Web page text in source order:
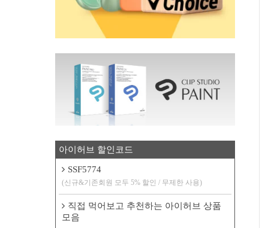
아이허브 할인코드
SSF5774
(신규&기존회원 모두 5% 할인 / 무제한 사용)
직접 먹어보고 추천하는 아이허브 상품
모음